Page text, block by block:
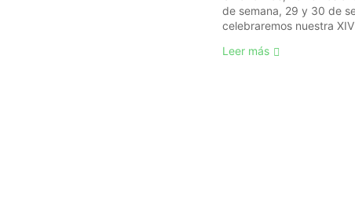
de semana, 29 y 30 de
celebraremos nuestra
Leer más